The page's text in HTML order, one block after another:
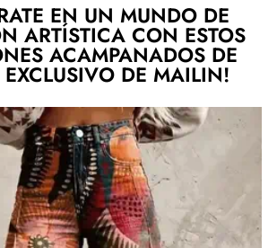
EN UN MUNDO DE
ARTÍSTICA CON ESTOS
ACAMPANADOS DE
DE MAILIN!